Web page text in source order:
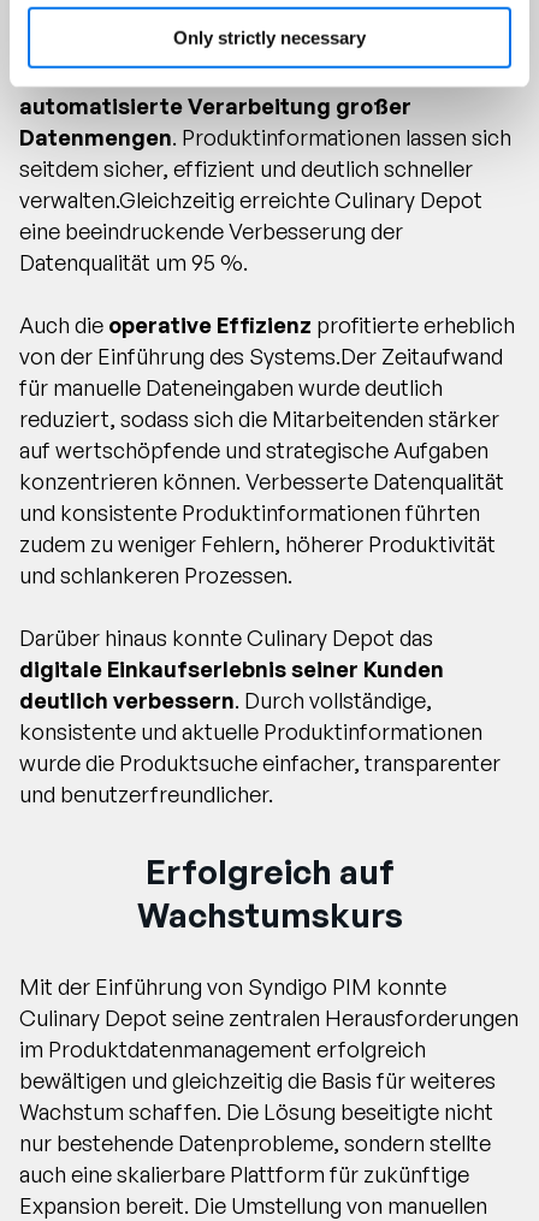
Only strictly necessary
konnte.
Ein weiterer wesentlicher Vorteil war die
automatisierte Verarbeitung großer
Datenmengen. Produktinformationen lassen sich
seitdem sicher, effizient und deutlich schneller
verwalten.Gleichzeitig erreichte Culinary Depot
eine beeindruckende Verbesserung der
Datenqualität um 95 %.
Auch die operative Effizienz profitierte erheblich
von der Einführung des Systems.Der Zeitaufwand
für manuelle Dateneingaben wurde deutlich
reduziert, sodass sich die Mitarbeitenden stärker
auf wertschöpfende und strategische Aufgaben
konzentrieren können. Verbesserte Datenqualität
und konsistente Produktinformationen führten
zudem zu weniger Fehlern, höherer Produktivität
und schlankeren Prozessen.
Darüber hinaus konnte Culinary Depot das
digitale Einkaufserlebnis seiner Kunden
deutlich verbessern. Durch vollständige,
konsistente und aktuelle Produktinformationen
wurde die Produktsuche einfacher, transparenter
und benutzerfreundlicher.
Erfolgreich auf
Wachstumskurs
Mit der Einführung von Syndigo PIM konnte
Culinary Depot seine zentralen Herausforderungen
im Produktdatenmanagement erfolgreich
bewältigen und gleichzeitig die Basis für weiteres
Wachstum schaffen. Die Lösung beseitigte nicht
nur bestehende Datenprobleme, sondern stellte
auch eine skalierbare Plattform für zukünftige
Expansion bereit. Die Umstellung von manuellen